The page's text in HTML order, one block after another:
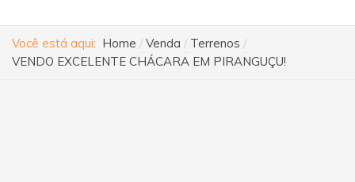
Você está aqui: Home Venda
Terrenos
VENDO EXCELENTE CHÁCARA EM PIRANGUÇU!